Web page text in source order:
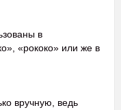
в
«рококо» или же в
вручную, ведь